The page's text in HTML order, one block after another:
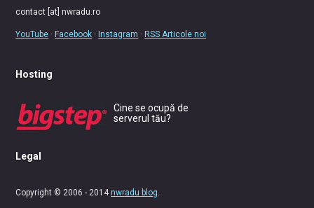
contact [at] nwradu.ro
YouTube ·Facebook ·Instagram ·RSS Articole noi
Hosting
Cine se ocupă de
serverul tău?
Legal
Copyright © 2006 - 2014nwradu blog